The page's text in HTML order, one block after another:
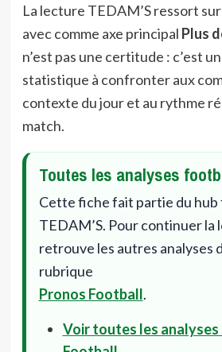
La lecture TEDAM’S ressort
avec comme axe principal Plus
n’est pas une certitude : c’est
statistique à confronter aux
contexte du jour et au rythme
match.
Toutes les analyses
Cette fiche fait partie du
TEDAM’S. Pour continuer la
retrouve les autres analyses
rubrique
Pronos Football.
Voir toutes les analyses